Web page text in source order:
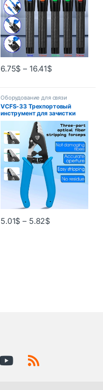
6.75$ – 16.41$
Оборудование для связи
VCFS-33 Трехпортовый
инструмент для зачистки
оптического волокна/
плоскогубцы/щипцы для
зачистки проводов FTTH
Инструменты Щипцы для
зачистки оптического
волокна
5.01$ – 5.82$